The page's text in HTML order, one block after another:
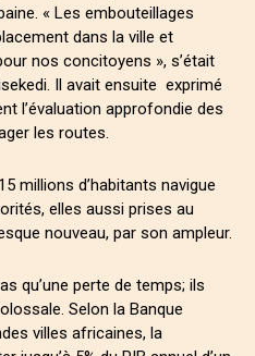
« Les embouteillages
dans la ville et
nos concitoyens », s’était
Il avait ensuite exprimé
l’évaluation approfondie des
les routes.
millions d’habitants navigue
elles aussi prises au
nouveau, par son ampleur.
qu’une perte de temps; ils
Selon la Banque
villes africaines, la